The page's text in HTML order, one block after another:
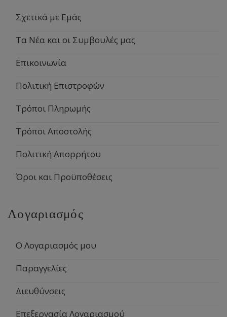
Σχετικά με Εμάς
Τα Νέα και οι Συμβουλές μας
Επικοινωνία
Πολιτική Επιστροφών
Τρόποι Πληρωμής
Τρόποι Αποστολής
Πολιτική Απορρήτου
Όροι και Προϋποθέσεις
Λογαριασμός
Ο Λογαριασμός μου
Παραγγελίες
Διευθύνσεις
Επεξεργασία Λογαριασμού